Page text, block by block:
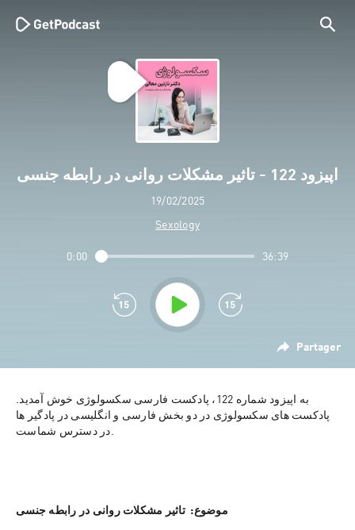
اپیزود 122 - تاثیر مشکلات روانی در رابطه جنسی
19/02/2025
Sexology
Partager
0:00 36:39
به اپیزود شماره 122، پادکست فارسی سکسولوژی خوش آمدید.
پادکست های سکسولوژی در دو بخش فارسی و انگلیسی در پادگیر ها
در دسترس شماست.
موضوع:  تاثیر مشکلات روانی در رابطه جنسی